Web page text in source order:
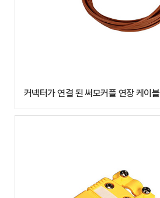
커넥터가 연결 된 써모커플 연장 케이블